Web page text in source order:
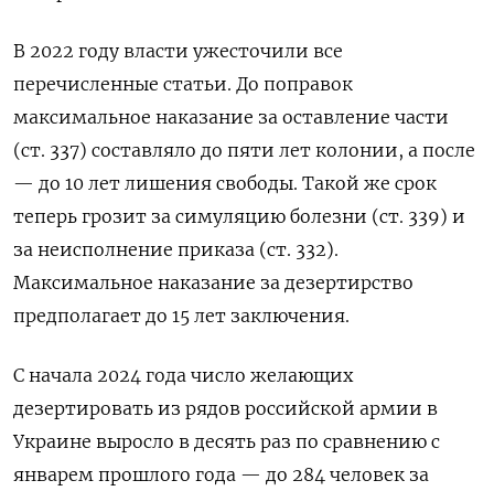
В 2022 году власти ужесточили все
перечисленные статьи. До поправок
максимальное наказание за оставление части
(ст. 337) составляло до пяти лет колонии, а после
— до 10 лет лишения свободы. Такой же срок
теперь грозит за симуляцию болезни (ст. 339) и
за неисполнение приказа (ст. 332).
Максимальное наказание за дезертирство
предполагает до 15 лет заключения.
С начала 2024 года число желающих
дезертировать из рядов российской армии в
Украине выросло в десять раз по сравнению с
январем прошлого года — до 284 человек за